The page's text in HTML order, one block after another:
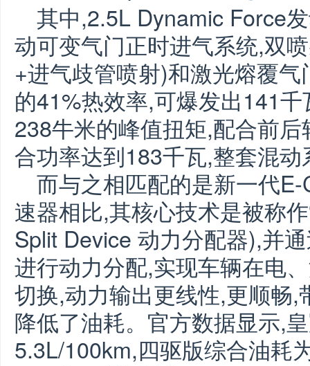
其中,2.5L Dynamic Force
动可变气门正时进气系统,双
+进气歧管喷射)和激光熔覆
的41%热效率,可爆发出141
238牛米的峰值扭矩,配合前
合功率达到183千瓦,整套混
而与之相匹配的是新一代
速器相比,其核心技术是被称
Split Device 动力分配器),并
进行动力分配,实现车辆在电
切换,动力输出更线性,更顺畅
降低了油耗。官方数据显示,
5.3L/100km,四驱版综合油耗